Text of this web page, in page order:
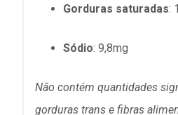
Gorduras saturadas:
Sódio: 9,8mg
Não contém quantidades
gorduras trans e fibras